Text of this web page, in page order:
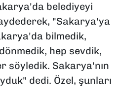
belediyeyi
"Sakarya'ya
bilmedik,
hep sevdik,
söyledik. Sakarya'nın
dedi. Özel, şunları